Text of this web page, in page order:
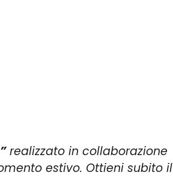
realizzato in collaborazione
estivo. Ottieni subito il